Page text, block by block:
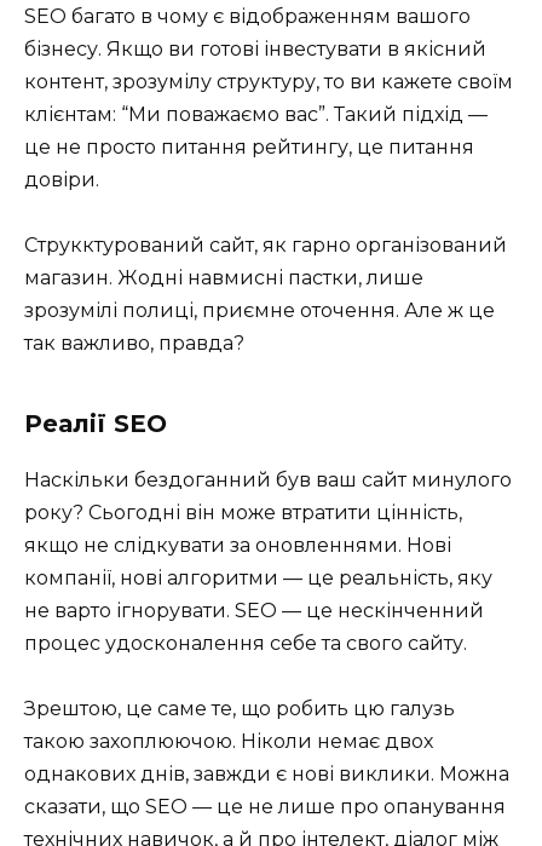
SEO багато в чому є відображенням вашого
бізнесу. Якщо ви готові інвестувати в якісний
контент, зрозумілу структуру, то ви кажете своїм
клієнтам: “Ми поважаємо вас”. Такий підхід —
це не просто питання рейтингу, це питання
довіри.
Струкктурований сайт, як гарно організований
магазин. Жодні навмисні пастки, лише
зрозумілі полиці, приємне оточення. Але ж це
так важливо, правда?
Реалії SEO
Наскільки бездоганний був ваш сайт минулого
року? Сьогодні він може втратити цінність,
якщо не слідкувати за оновленнями. Нові
компанії, нові алгоритми — це реальність, яку
не варто ігнорувати. SEO — це нескінченний
процес удосконалення себе та свого сайту.
Зрештою, це саме те, що робить цю галузь
такою захоплюючою. Ніколи немає двох
однакових днів, завжди є нові виклики. Можна
сказати, що SEO — це не лише про опанування
технічних навичок, а й про інтелект, діалог між